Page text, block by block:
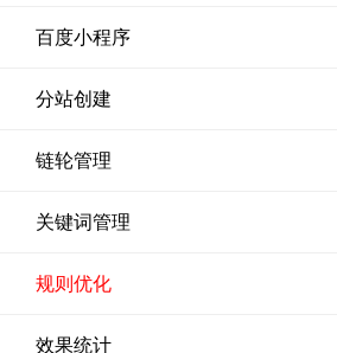
百度小程序
分站创建
链轮管理
关键词管理
规则优化
效果统计